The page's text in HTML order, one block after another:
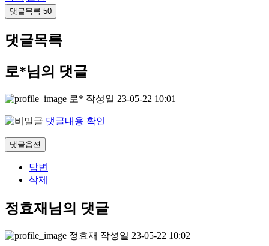
댓글목록 50
댓글목록
로*님의 댓글
로* 작성일 23-05-22 10:01
댓글내용 확인
댓글옵션
답변
삭제
정효재님의 댓글
정효재 작성일 23-05-22 10:02